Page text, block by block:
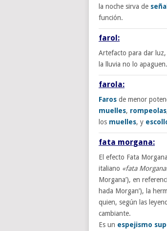
la noche sirva de señal
función.
farol:
Artefacto para dar
la lluvia no lo apaguen.
farola:
Faros de menor
muelles, rompeolas
los muelles, y
fata morgana:
El efecto Fata
italiano «fata
Morgana’), en
hada Morgan’), la
quien, según las
cambiante.
Es un espejismo